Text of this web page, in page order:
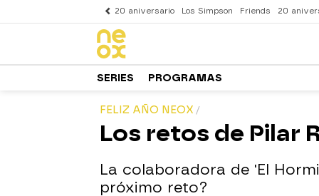
20 aniversario Los Simpson Friends 20
SERIES PROGRAMAS
FELIZ AÑO NEOX
Los retos de Pilar
La colaboradora de 'El
próximo reto?